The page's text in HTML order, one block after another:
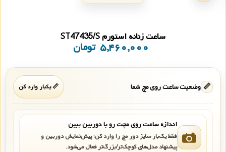
ساعت زنانه استورم ST47435/S
۵,۴۶۰,۰۰۰ تومان
📏 وضعیت ساعت روی مچ شما 📏 یکبار وارد کن
اندازه ساعت روی مچت رو با دوربین ببین
فقط یک‌بار سایز دور مچ را وارد کن؛ پیش‌نمایش دوربین و
پیشنهاد مدل‌های کوچک‌تر/بزرگ‌تر فعال می‌شود.